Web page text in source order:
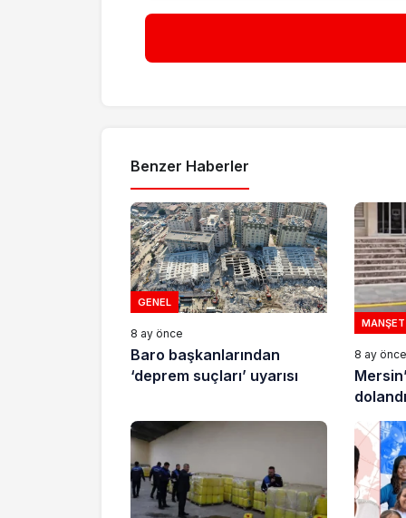
Benzer Haberler
GENEL
8 ay önce
Baro başkanlarından
‘deprem suçları’ uyarısı
MANŞET
8 ay önce